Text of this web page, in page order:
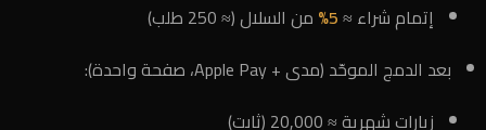
إتمام شراء ≈5% من السلال (≈ 250 طلب)
بعد الدمج الموحّد (مدى + Apple Pay، صفحة واحدة):
زيارات شهرية ≈ 20,000 (ثابت)